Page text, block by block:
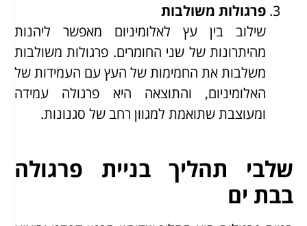
פרגולות משולבות
שילוב בין עץ לאלומיניום מאפשר ליהנות
מהיתרונות של שני החומרים. פרגולות משולבות
משלבות את החמימות של העץ עם העמידות של
האלומיניום, והתוצאה היא פרגולה עמידה
ומעוצבת שתואמת למגוון רחב של סגנונות.
שלבי תהליך בניית פרגולה
בבת ים